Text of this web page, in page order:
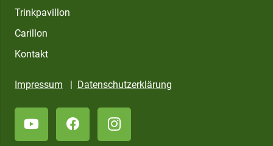
Trinkpavillon
Carillon
Kontakt
Impressum Datenschutzerklärung